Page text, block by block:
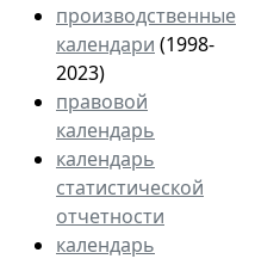
производственные
календари (1998-
2023)
правовой
календарь
календарь
статистической
отчетности
календарь